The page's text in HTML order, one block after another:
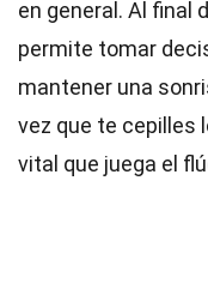
en general. Al final
permite tomar
mantener una
vez que te cepilles
vital que juega el